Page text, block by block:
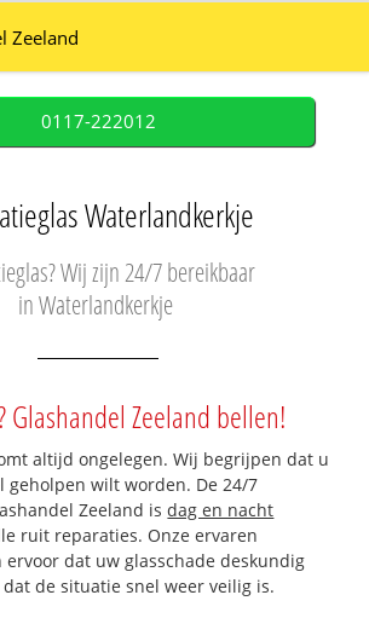
Zeeland
0117-222012
Waterlandkerkje
Wij zijn 24/7 bereikbaar
in Waterlandkerkje
Glashandel Zeeland bellen!
altijd ongelegen. Wij begrijpen dat u
geholpen wilt worden. De 24/7
Zeeland isdag en nacht
ruit reparaties. Onze ervaren
ervoor dat uw glasschade deskundig
de situatie snel weer veilig is.